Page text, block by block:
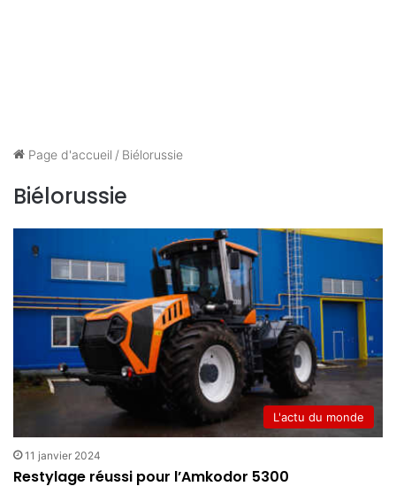
Page d'accueil / Biélorussie
Biélorussie
L'actu du monde
11 janvier 2024
Restylage réussi pour l’Amkodor 5300